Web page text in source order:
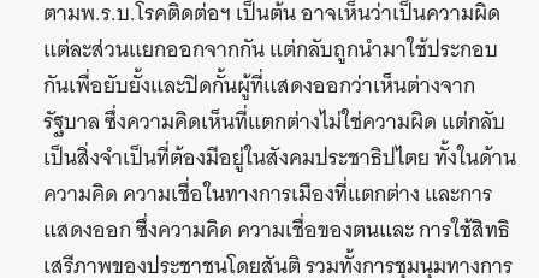
ตามพ.ร.บ.โรคติดต่อฯ เป็นต้น อาจเห็นว่าเป็นความผิด
แต่ละส่วนแยกออกจากกัน แต่กลับถูกนำมาใช้ประกอบ
กันเพื่อยับยั้งและปิดกั้นผู้ที่แสดงออกว่าเห็นต่างจาก
รัฐบาล ซึ่งความคิดเห็นที่แตกต่างไม่ใช่ความผิด แต่กลับ
เป็นสิ่งจำเป็นที่ต้องมีอยู่ในสังคมประชาธิปไตย ทั้งในด้าน
ความคิด ความเชื่อในทางการเมืองที่แตกต่าง และการ
แสดงออก ซึ่งความคิด ความเชื่อของตนและ การใช้สิทธิ
เสรีภาพของประชาชนโดยสันติ รวมทั้งการชุมนุมทางการ